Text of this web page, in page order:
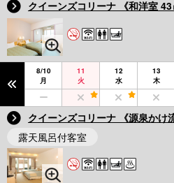
クイーンズコリーナ 《和洋室 43
8/10
月
11
火
12
水
13
木
クイーンズコリーナ 《源泉かけ
露天風呂付客室